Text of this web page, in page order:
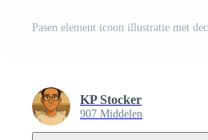
KP Stocker
907 Middelen